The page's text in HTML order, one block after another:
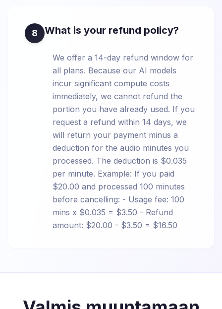
8 What is your refund policy?
We offer a 14-day refund window for
all plans. Because our AI models
incur significant compute costs
immediately, we cannot refund the
portion you have already used. If you
request a refund within 14 days, we
will return your payment minus a
deduction for the audio minutes you
processed. The deduction is $0.035
per minute. Example: If you paid
$20.00 and processed 100 minutes
before cancelling: - Usage fee: 100
mins x $0.035 = $3.50 - Refund
amount: $20.00 - $3.50 = $16.50